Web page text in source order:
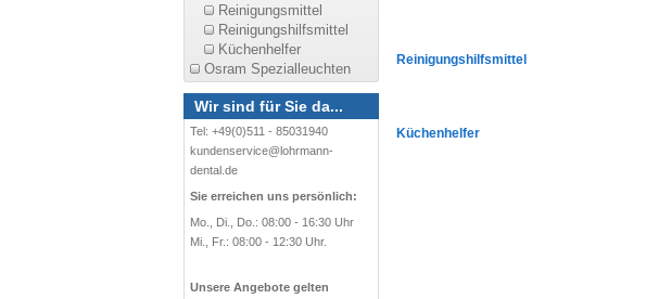
Reinigungsmittel
Reinigungshilfsmittel
Küchenhelfer
Osram Spezialleuchten
Wir sind für Sie da...
Tel: +49(0)511 - 85031940
kundenservice@lohrmann-
dental.de
Sie erreichen uns persönlich:
Mo., Di., Do.: 08:00 - 16:30 Uhr
Mi., Fr.: 08:00 - 12:30 Uhr.
Unsere Angebote gelten
Reinigungshilfsmittel
Küchenhelfer